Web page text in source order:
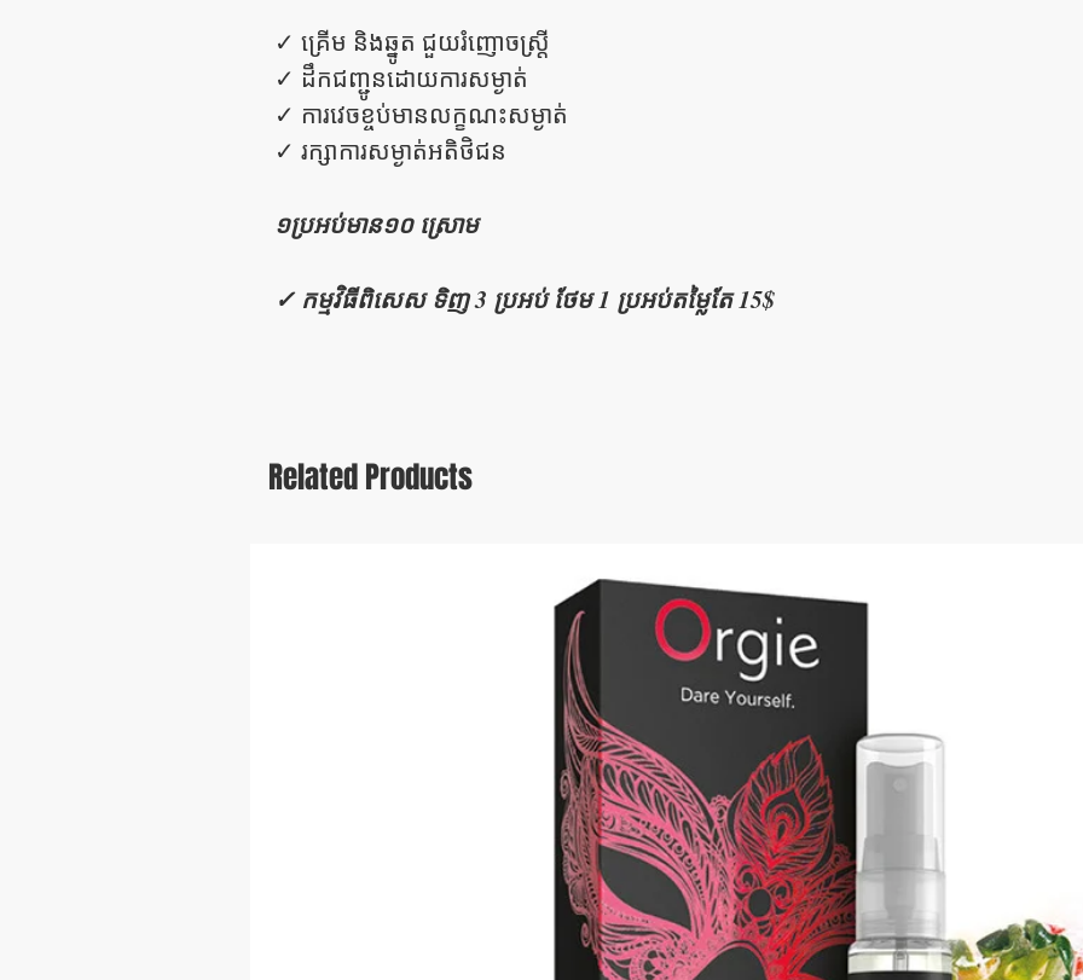
✓ គ្រើម និងឆ្នូត ជួយរំញោចស្រ្តី
✓ ដឹកជញ្ជូនដោយការសម្ងាត់
✓ ការវេចខ្ចប់មានលក្ខណះសម្ងាត់
✓ រក្សាការសម្ងាត់អតិថិជន
១ប្រអប់មាន១០ ស្រោម
✓ កម្មវិធីពិសេស ទិញ 3 ប្រអប់ ថែម 1 ប្រអប់​តម្លៃតែ 15$
Related Products